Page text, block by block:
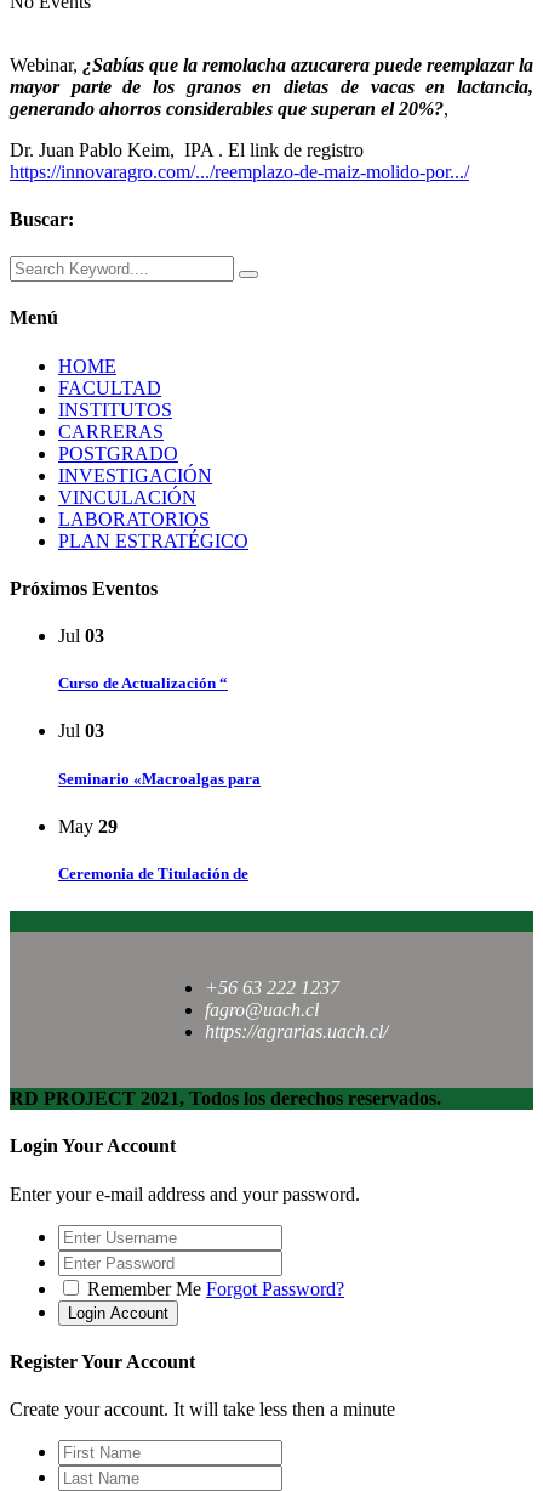
Webinar, ¿Sabías que la remolacha azucarera puede reemplazar la
mayor parte de los granos en dietas de vacas en lactancia,
generando ahorros considerables que superan el 20%?,
Dr. Juan Pablo Keim, IPA . El link de registro
https://innovaragro.com/.../reemplazo-de-maiz-molido-por.../
Buscar:
Menú
HOME
FACULTAD
INSTITUTOS
CARRERAS
POSTGRADO
INVESTIGACIÓN
VINCULACIÓN
LABORATORIOS
PLAN ESTRATÉGICO
Próximos Eventos
Jul 03
Curso de Actualización “
Jul 03
Seminario «Macroalgas para
May 29
Ceremonia de Titulación de
+56 63 222 1237
fagro@uach.cl
https://agrarias.uach.cl/
RD PROJECT 2021, Todos los derechos reservados.
Login Your Account
Enter your e-mail address and your password.
Remember Me Forgot Password?
Register Your Account
Create your account. It will take less then a minute